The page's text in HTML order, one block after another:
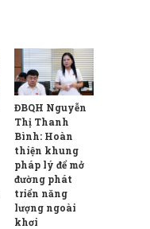
ĐBQH Nguyễn
Thị Thanh
Bình: Hoàn
thiện khung
pháp lý để mở
đường phát
triển năng
lượng ngoài
khơi